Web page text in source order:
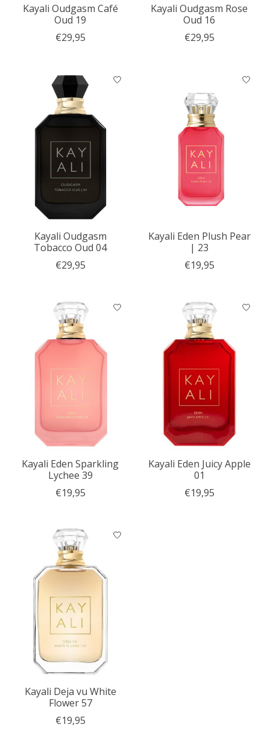
Kayali Oudgasm Café
Oud 19
€29,95
Kayali Oudgasm Rose
Oud 16
€29,95
Kayali Oudgasm
Tobacco Oud 04
€29,95
Kayali Eden Plush Pear
| 23
€19,95
Kayali Eden Sparkling
Lychee 39
€19,95
Kayali Eden Juicy Apple
01
€19,95
Kayali Deja vu White
Flower 57
€19,95